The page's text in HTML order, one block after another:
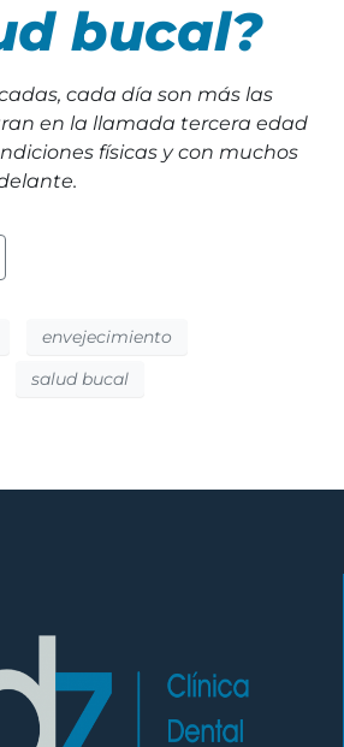
bucal?
cada día son más las
en la llamada tercera edad
físicas y con muchos
envejecimiento
salud bucal